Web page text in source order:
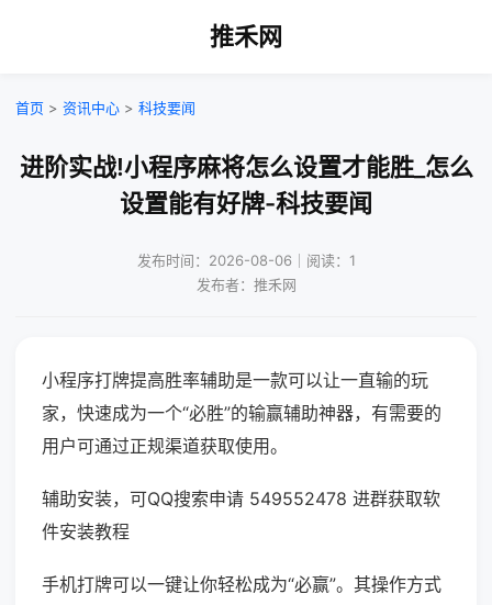
推禾网
首页 > 资讯中心 > 科技要闻
进阶实战!小程序麻将怎么设置才能胜_怎么
设置能有好牌-科技要闻
发布时间：2026-08-06｜阅读：1
发布者：推禾网
小程序打牌提高胜率辅助是一款可以让一直输的玩
家，快速成为一个“必胜”的输赢辅助神器，有需要的
用户可通过正规渠道获取使用。
辅助安装，可QQ搜索申请 549552478 进群获取软
件安装教程
手机打牌可以一键让你轻松成为“必赢”。其操作方式